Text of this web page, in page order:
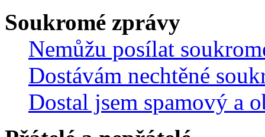
Soukromé zprávy
Nemůžu posílat
Dostávám nechtěné
Dostal jsem spamový a